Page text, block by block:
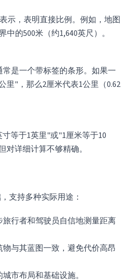
示，表明直接比例。例如，地图
的500米（约1,640英尺）。
是一个带标签的条形。如果一
里"，那么2厘米代表1公里（0.62
等于1英里"或"1厘米等于10
详细计算不够精确。
支持多种实际用途：
旅行者和驾驶员自信地测量距离
物与其蓝图一致，避免代价高昂
城市布局和基础设施。